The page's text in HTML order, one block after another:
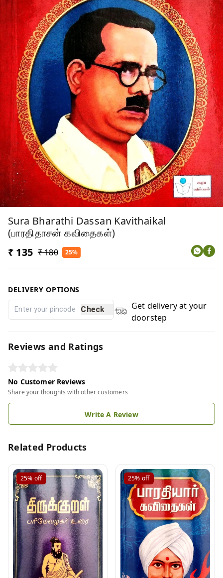
Sura Bharathi Dassan Kavithaikal
(பாரதிதாசன் கவிதைகள்)
₹ 135 ₹ 180 25%
DELIVERY OPTIONS
Check
Get delivery at your
doorstep
Reviews and Ratings
No Customer Reviews
Share your thoughts with other customers
Write A Review
Related Products
25% off 25% off